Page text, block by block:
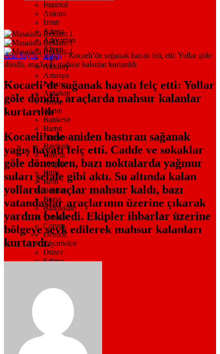
İstanbul
Ankara
İzmir
Adana
Adıyaman
Afyon
Ağrı
Aksaray
Amasya
Antalya
Ardahan
Artvin
Aydın
Balıkesir
Bartın
Batman
Bayburt
Bilecik
Bingöl
Bitlis
Bolu
Burdur
Bursa
Çanakkale
Çankırı
Çorum
Denizli
Diyarbakır
Düzce
Edirne
Erzurum
Eskişehir
Gaziantep
Gümüşhane
Hakkari
Ana Sayfa› asayiş›Kocaeli’de sağanak hayatı felç etti: Yollar göle
döndü, araçlarda mahsur kalanlar kurtarıldı
Kocaeli’de sağanak hayatı felç etti: Yollar
göle döndü, araçlarda mahsur kalanlar
kurtarıldı
Kocaeli’nde aniden bastıran sağanak
yağış hayatı felç etti. Cadde ve sokaklar
göle dönerken, bazı noktalarda yağmur
suları şelale gibi aktı. Su altında kalan
yollarda araçlar mahsur kaldı, bazı
vatandaşlar araçlarının üzerine çıkarak
yardım bekledi. Ekipler ihbarlar üzerine
bölgeye sevk edilerek mahsur kalanları
kurtardı.